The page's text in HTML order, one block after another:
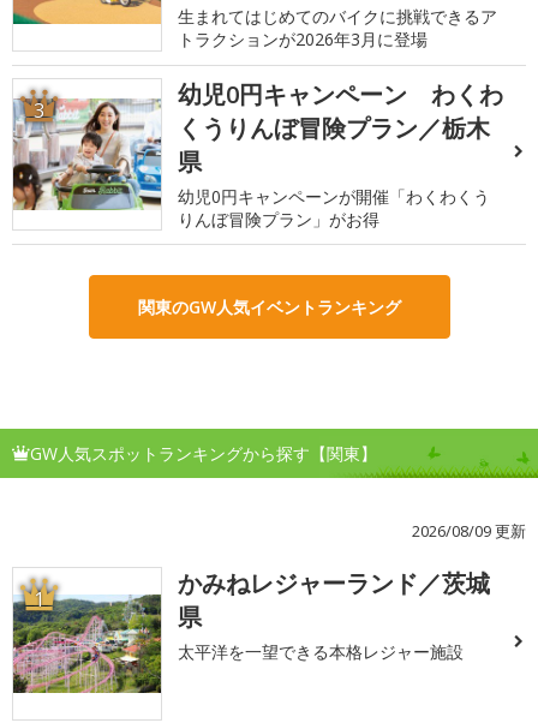
生まれてはじめてのバイクに挑戦できるア
トラクションが2026年3月に登場
3
幼児0円キャンペーン わくわ
くうりんぼ冒険プラン／栃木
県
幼児0円キャンペーンが開催「わくわくう
りんぼ冒険プラン」がお得
関東のGW人気イベントランキング
GW人気スポットランキングから探す【関東】
2026/08/09 更新
1
かみねレジャーランド／茨城
県
太平洋を一望できる本格レジャー施設